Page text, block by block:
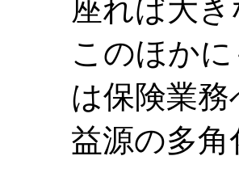
座れば大
このほか
は保険業
益源の多